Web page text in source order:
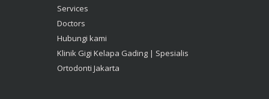
Services
Doctors
Hubungi kami
Klinik Gigi Kelapa Gading | Spesialis
Ortodonti Jakarta